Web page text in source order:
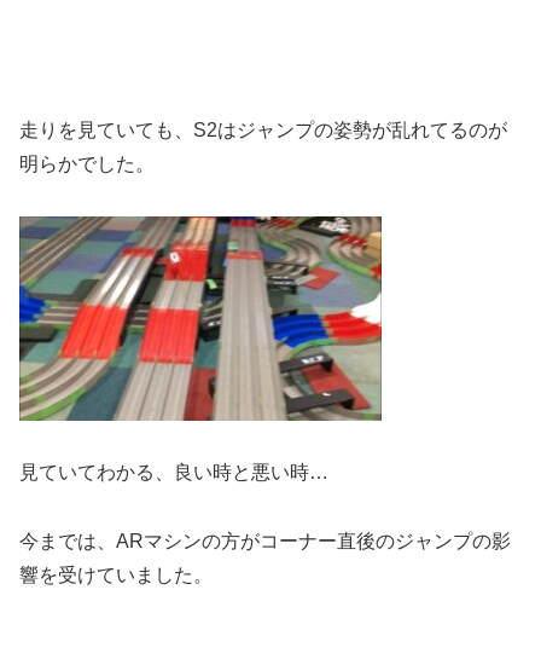
走りを見ていても、S2はジャンプの姿勢が乱れてるのが
明らかでした。
見ていてわかる、良い時と悪い時…
今までは、ARマシンの方がコーナー直後のジャンプの影
響を受けていました。